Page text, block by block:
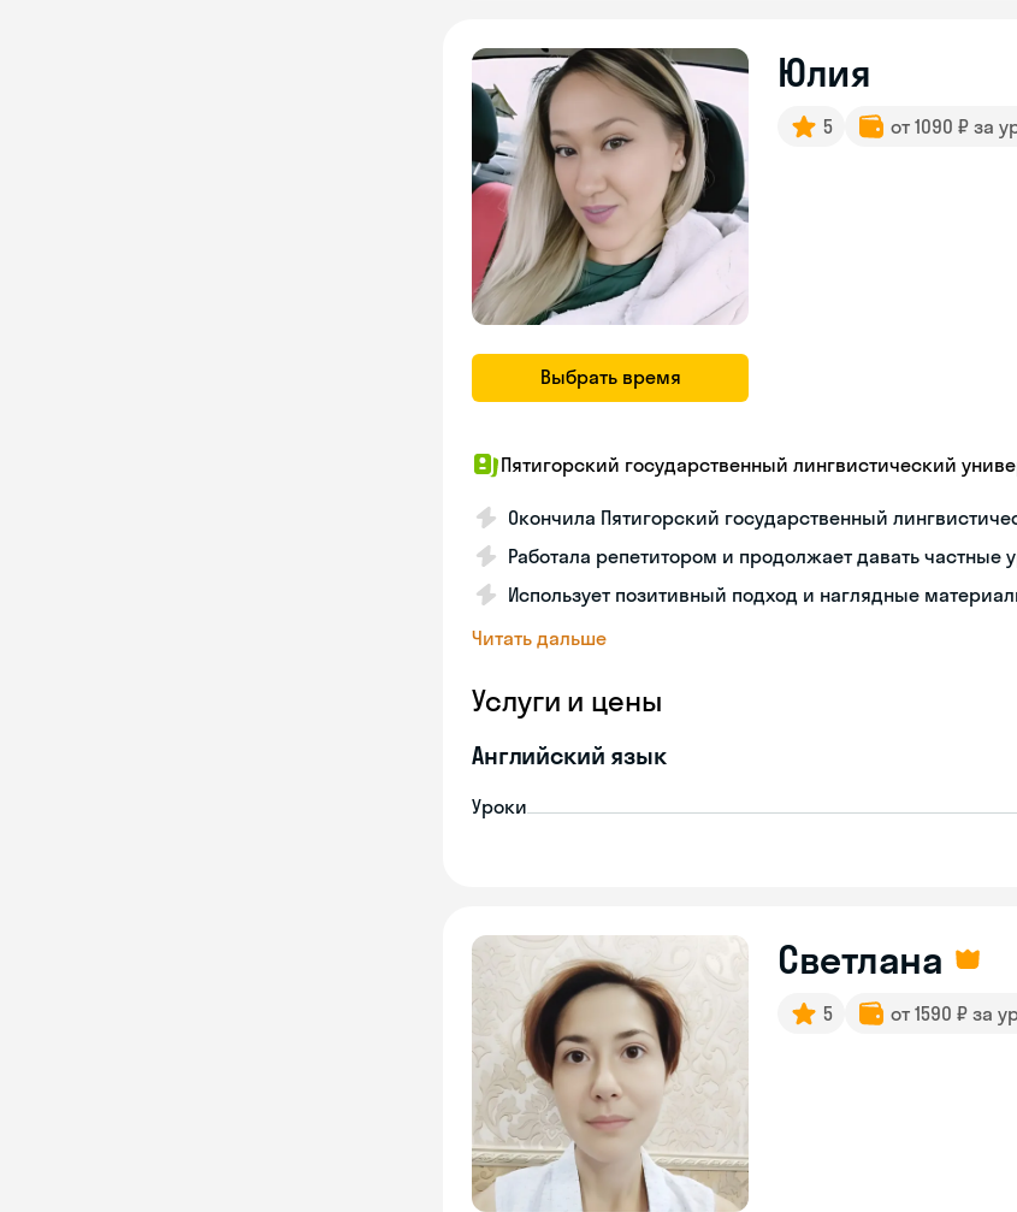
Выбрать время
Юлия
5 от 1090 ₽ за
Пятигорский государственный лингвистический
Окончила Пятигорский государственный
Работала репетитором и продолжает давать частные
Использует позитивный подход и наглядные
Читать дальше
Услуги и цены
Английский язык
Уроки
Светлана
5 от 1590 ₽ за